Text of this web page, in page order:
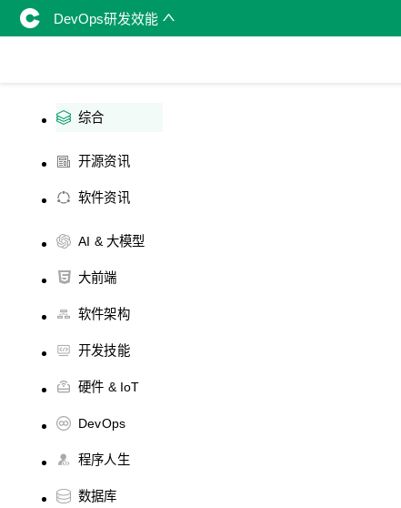
DevOps研发效能
综合
开源资讯
软件资讯
AI & 大模型
大前端
软件架构
开发技能
硬件 & IoT
DevOps
程序人生
数据库